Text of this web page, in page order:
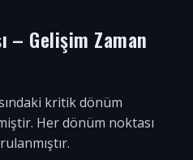
– Gelişim Zaman
kritik dönüm
Her dönüm noktası